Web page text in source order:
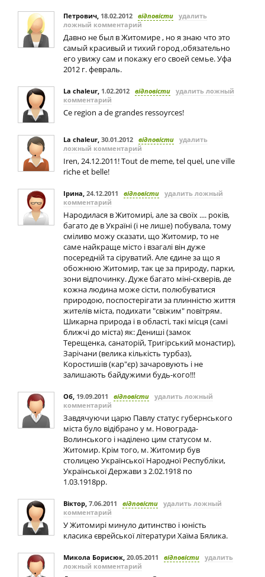
Петрович, 18.02.2012 відповісти удалить
ложный комментарий
Давно не был в Житомире , но я знаю что это
самый красивый и тихий город ,обязательно
его увижу сам и покажу его своей семье. Уфа
2012 г. февраль.
La chaleur, 1.02.2012 відповісти удалить ложный
комментарий
Ce region a de grandes ressoyrces!
La chaleur, 30.01.2012 відповісти удалить
ложный комментарий
Iren, 24.12.2011! Tout de meme, tel quel, une ville
riche et belle!
Ірина, 24.12.2011 відповісти удалить ложный
комментарий
Народилася в Житомирі, але за своїх .... років,
багато де в Україні (і не лише) побувала, тому
сміливо можу сказати, що Житомир, то не
саме найкраще місто і взагалі він дуже
посередній та сіруватий. Але єдине за що я
обожнюю Житомир, так це за природу, парки,
зони відпочинку. Дуже багато міні-скверів, де
кожна людина може сісти, полюбуватися
природою, поспостерігати за плинністю життя
жителів міста, подихати "свіжим" повітрям.
Шикарна природа і в області, такі місця (самі
ближчі до міста) як: Дениші (замок
Терещенка, санаторій, Тригірський монастир),
Зарічани (велика кількість турбаз),
Коростишів (кар"єр) зачаровують і не
залишають байдужими будь-кого!!!
Об, 19.09.2011 відповісти удалить ложный
комментарий
Завдячуючи царю Павлу статус губернського
міста було відібрано у м. Новограда-
Волинського і наділено цим статусом м.
Житомир. Крім того, м. Житомир був
столицею Української Народної Республіки,
Української Держави з 2.02.1918 по
1.03.1918рр.
Віктор, 7.06.2011 відповісти удалить ложный
комментарий
У Житомирі минуло дитинство і юність
класика єврейської літератури Хаїма Бялика.
Микола Борисюк, 20.05.2011 відповісти удалить
ложный комментарий